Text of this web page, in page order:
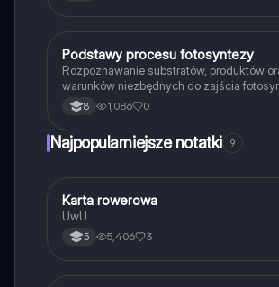
PBiologia
Podstawy procesu fotosyntezy
Rozpoznawanie substratów, produktów
warunków niezbędnych do zajścia
roślin.
8 1,086 0
Najpopularniejsze notatki 9
KTechnika
Karta rowerowa
UwU
5 5,406 3